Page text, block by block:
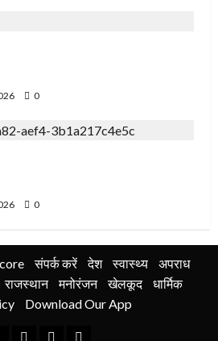
0
0
संपर्क करें देश स्वास्थ्य
अपराध
राजस्थान मनोरंजन खेलकूद
धार्मिक
Download Our App
Instagram
TwitterPrivacy